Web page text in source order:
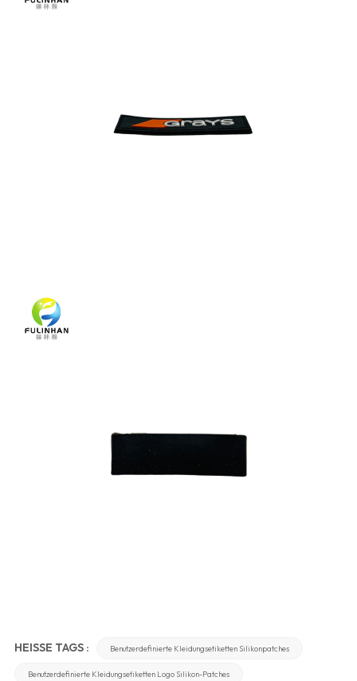
HEISSE TAGS : Benutzerdefinierte Kleidungsetiketten Silikonpatches
Benutzerdefinierte Kleidungsetiketten Logo Silikon-Patches